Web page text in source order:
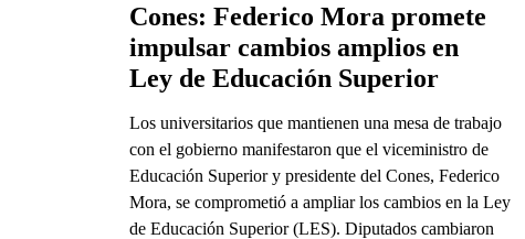
Cones: Federico Mora promete
impulsar cambios amplios en
Ley de Educación Superior
Los universitarios que mantienen una mesa de trabajo
con el gobierno manifestaron que el viceministro de
Educación Superior y presidente del Cones, Federico
Mora, se comprometió a ampliar los cambios en la Ley
de Educación Superior (LES). Diputados cambiaron